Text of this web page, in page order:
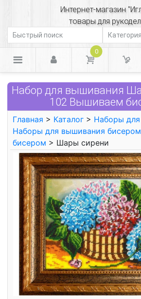
Интернет-магазин
товары для
0
Набор для вышивания
102 Вышиваем
Главная > Каталог > Наборы
Наборы для вышивания бисером
бисером > Шары сирени